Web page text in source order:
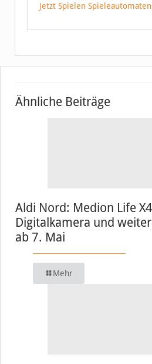
Jetzt Spielen Spieleautomaten
Ähnliche Beiträge
Aldi Nord: Medion Life
Digitalkamera und
ab 7. Mai
Mehr